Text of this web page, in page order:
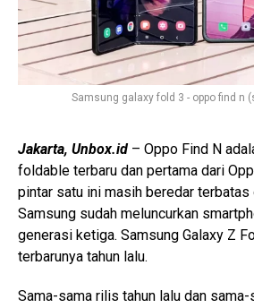
Samsung galaxy fold 3 - oppo find n
Jakarta, Unbox.id – Oppo Find N
foldable terbaru dan pertama dari
pintar satu ini masih beredar terbatas
Samsung sudah meluncurkan
generasi ketiga. Samsung Galaxy Z
terbarunya tahun lalu.
Sama-sama rilis tahun lalu dan